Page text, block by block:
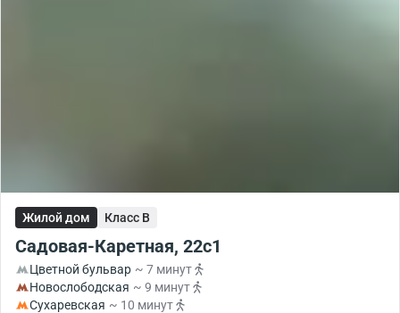
Жилой дом Класс B
Садовая-Каретная, 22с1
Цветной бульвар ~ 7 минут
Новослободская ~ 9 минут
Сухаревская ~ 10 минут